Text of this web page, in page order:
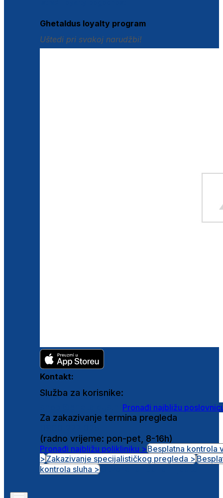
Ghetaldus loyalty program
Uštedi pri svakoj narudžbi!
Kontakt:
Služba za korisnike:
Pronađi najbližu
Za zakazivanje termina pregleda
(radno vrijeme: pon-pet, 8-16h)
Pronađi najbližu polikliniku >Besplatna kontrola
>Zakazivanje specijalističkog pregleda >
kontrola sluha >